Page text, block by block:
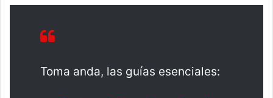
Toma anda, las guías esenciales: